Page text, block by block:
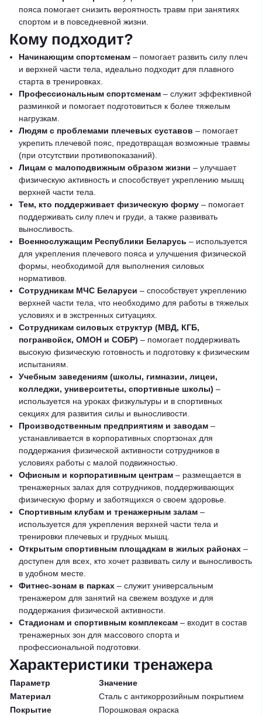
пояса помогает снизить вероятность травм при занятиях
спортом и в повседневной жизни.
Кому подходит?
Начинающим спортсменам – помогает развить силу плеч
и верхней части тела, идеально подходит для плавного
старта в тренировках.
Профессиональным спортсменам – служит эффективной
разминкой и помогает подготовиться к более тяжелым
нагрузкам.
Людям с проблемами плечевых суставов – помогает
укрепить плечевой пояс, предотвращая возможные травмы
(при отсутствии противопоказаний).
Лицам с малоподвижным образом жизни – улучшает
физическую активность и способствует укреплению мышц
верхней части тела.
Тем, кто поддерживает физическую форму – помогает
поддерживать силу плеч и груди, а также развивать
выносливость.
Военнослужащим Республики Беларусь – используется
для укрепления плечевого пояса и улучшения физической
формы, необходимой для выполнения силовых
нормативов.
Сотрудникам МЧС Беларуси – способствует укреплению
верхней части тела, что необходимо для работы в тяжелых
условиях и в экстренных ситуациях.
Сотрудникам силовых структур (МВД, КГБ,
погранвойск, ОМОН и СОБР) – помогает поддерживать
высокую физическую готовность и подготовку к физическим
испытаниям.
Учебным заведениям (школы, гимназии, лицеи,
колледжи, университеты, спортивные школы) –
используется на уроках физкультуры и в спортивных
секциях для развития силы и выносливости.
Производственным предприятиям и заводам –
устанавливается в корпоративных спортзонах для
поддержания физической активности сотрудников в
условиях работы с малой подвижностью.
Офисным и корпоративным центрам – размещается в
тренажерных залах для сотрудников, поддерживающих
физическую форму и заботящихся о своем здоровье.
Спортивным клубам и тренажерным залам –
используется для укрепления верхней части тела и
тренировки плечевых и грудных мышц.
Открытым спортивным площадкам в жилых районах –
доступен для всех, кто хочет развивать силу и выносливость
в удобном месте.
Фитнес-зонам в парках – служит универсальным
тренажером для занятий на свежем воздухе и для
поддержания физической активности.
Стадионам и спортивным комплексам – входит в состав
тренажерных зон для массового спорта и
профессиональной подготовки.
Характеристики тренажера
Параметр
Значение
Материал
Сталь с антикоррозийным покрытием
Покрытие
Порошковая окраска